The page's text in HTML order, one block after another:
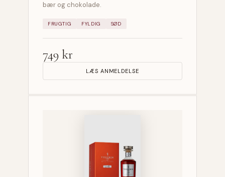
bær og chokolade.
FRUGTIG FYLDIG SØD
749 kr
LÆS ANMELDELSE